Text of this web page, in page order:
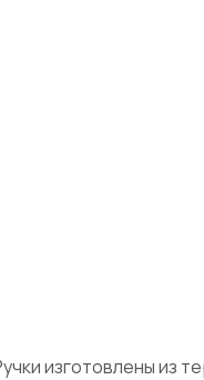
изготовлены из